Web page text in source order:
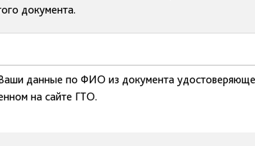
документа.
данные по ФИО из документа
на сайте ГТО.